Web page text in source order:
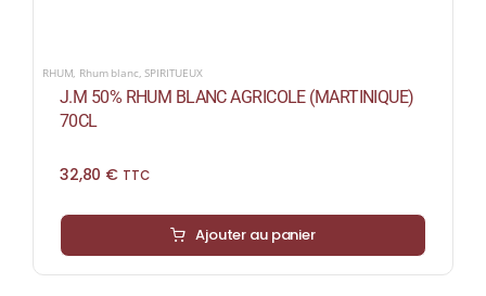
RHUM Rhum blanc ,SPIRITUEUX
J.M 50% RHUM BLANC AGRICOLE (MARTINIQUE)
70CL
32,80 € TTC
Ajouter au panier